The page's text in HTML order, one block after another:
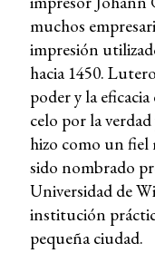
muchos
impresión
hacia 1450.
poder y la
celo por la verdad
hizo como un fiel
sido nombrado
Universidad de
institución
pequeña ciudad.